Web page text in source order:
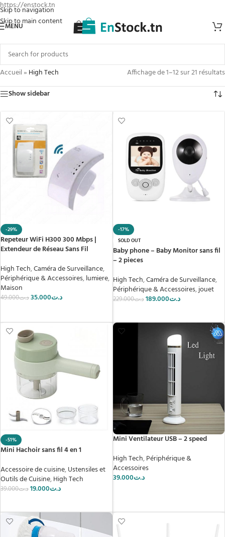
https://enstock.tn
Skip to navigation
Skip to main content
MENU
Accueil» High Tech
Affichage de 1–12 sur 21 résultats
Show sidebar
-29%
Repeteur WiFi H300 300 Mbps |
Extendeur de Réseau Sans Fil
High Tech,Caméra de Surveillance,
Périphérique & Accessoires,lumiere,
Maison
د.ت49.000 د.ت35.000
-17%
SOLD OUT
Baby phone – Baby Monitor sans fil
– 2 pieces
High Tech,Caméra de Surveillance,
Périphérique & Accessoires,jouet
د.ت229.000 د.ت189.000
-51%
Mini Hachoir sans fil 4 en 1
Accessoire de cuisine,Ustensiles et
Outils de Cuisine,High Tech
د.ت39.000 د.ت19.000
Mini Ventilateur USB – 2 speed
High Tech,Périphérique &
Accessoires
د.ت39.000